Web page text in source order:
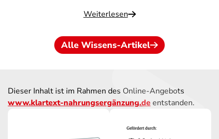
Weiterlesen
Alle Wissens-Artikel
Dieser Inhalt ist im Rahmen des Online-Angebots
www.klartext-nahrungsergänzung.deentstanden.